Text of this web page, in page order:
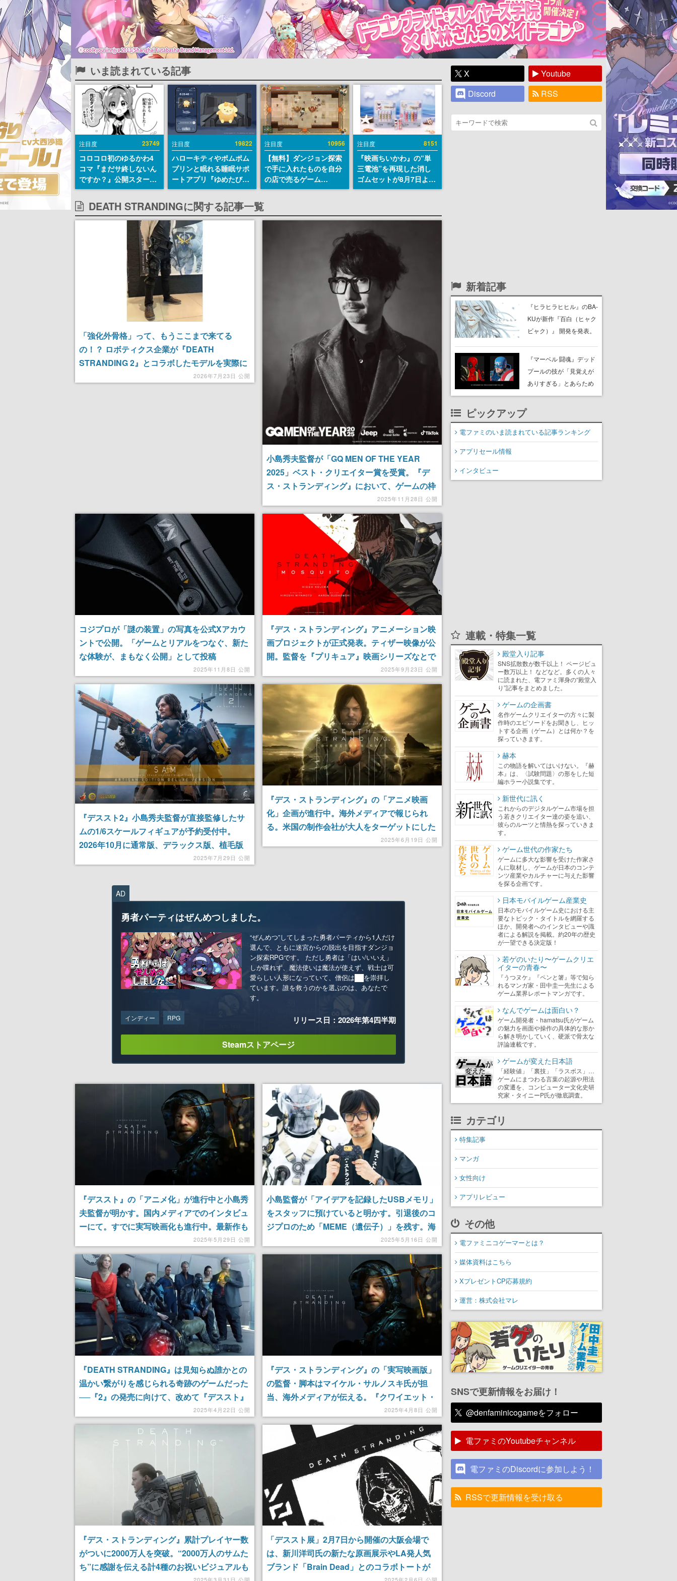
いま読まれている記事
注目度 23749
コロコロ初のゆるかわ4
コマ『まだサ終しないん
ですか？』公開スター
ト。主人公は新入社員の
侘石ダイヤ、ゲーム会社
を舞台にトラブルへ対応
する社員たちを描く
注目度 19822
ハローキティやポムポム
プリンと眠れる睡眠サポ
ートアプリ『ゆめたび』
が配信中。キャラごとの
ASMRや目覚ましアラー
ムも搭載
注目度 10956
【無料】ダンジョン探索
で手に入れたものを自分
の店で売るゲーム
『Moonlighter』が
の9月2日正式リリースを
注目度 8151
『映画ちいかわ』の“単
三電池”を再現した消し
ゴムセットが8月7日より
発売決定。公式は「在っ
ち」と紹介
DEATH STRANDINGに関する記事一覧
「強化外骨格」って、もうここまで来てる
の！？ ロボティクス企業が『DEATH
STRANDING 2』とコラボしたモデルを実際に
装着できる体験会に行ってきた。動くたびにウ
2026年7月23日 公開
小島秀夫監督が「GQ MEN OF THE YEAR
2025」ベスト・クリエイター賞を受賞。『デ
ス・ストランディング』において、ゲームの枠
組みを超えた革新的なエンターテインメントの
創造が高く評価。その年に圧倒的な活躍を見せ
た人々を讃えるアワード
2025年11月28日 公開
コジプロが「謎の装置」の写真を公式Xアカウ
ントで公開。「ゲームとリアルをつなぐ、新た
な体験が、まもなく公開」として投稿
2025年11月8日 公開
『デス・ストランディング』アニメーション映
画プロジェクトが正式発表。ティザー映像が公
開。監督を『プリキュア』映画シリーズなとで
知られる宮本浩史氏、脚本を『プリズナーズ』
などで知られるAaron Guzikowski氏が担当
2025年9月23日 公開
『デススト2』小島秀夫監督が直接監修したサ
ムの1/6スケールフィギュアが予約受付中。
2026年10月に通常版、デラックス版、植毛版
の3形態で発売予定。全高約31cmで30箇所以上
2025年7月29日 公開
『デス・ストランディング』の「アニメ映画
化」企画が進行中。海外メディアで報じられ
る。米国の制作会社が大人をターゲットにした
作品として制作。脚本は『レイズド・バイ・ウ
2025年6月19日 公開
AD
勇者パーティはぜんめつしました。
“ぜんめつ”してしまった勇者パーティから1人だけ
選んで、ともに迷宮からの脱出を目指すダンジョ
ン探索RPGです。 ただし勇者は「はい/いいえ」
しか喋れず、魔法使いは魔法が使えず、戦士は可
愛らしい人形になっていて、僧侶は██を崇拝し
ています。誰を救うのかを選ぶのは、あなたで
す。
インディー RPG リリース日：2026年第4四半期
Steamストアページ
『デススト』の「アニメ化」が進行中と小島秀
夫監督が明かす。国内メディアでのインタビュ
ーにて。すでに実写映画化も進行中。最新作も
6月26日に発売で、シリーズの展開に期待が高
まる
2025年5月29日 公開
小島監督が「アイデアを記録したUSBメモリ」
をスタッフに預けていると明かす。引退後のコ
ジプロのため「MEME（遺伝子）」を残す。海
2025年5月16日 公開
『DEATH STRANDING』は見知らぬ誰かとの
温かい繋がりを感じられる奇跡のゲームだった
──『2』の発売に向けて、改めて『デススト』
2025年4月22日 公開
『デス・ストランディング』の「実写映画版」
の監督・脚本はマイケル・サルノスキ氏が担
当、海外メディアが伝える。『クワイエット・
プレイス:DAY 1』の監督として知られる
2025年4月8日 公開
『デス・ストランディング』累計プレイヤー数
がついに2000万人を突破。“2000万人のサムた
ち”に感謝を伝える計4種のお祝いビジュアルも
「デススト展」2月7日から開催の大阪会場で
は、新川洋司氏の新たな原画展示やLA発人気
ブランド「Brain Dead」とのコラボトートが
X
Youtube
Discord
RSS
新着記事
『ヒラヒラヒヒル』のBA-
KUが新作『百白（ヒャク
ビャク）』 開発を発表。
は瀬戸口廉也氏が務め
る。Steamでの販売を予
『マーベル 闘魂』デッド
プールの技が「見覚えが
ありすぎる」とあらため
て話題に。「ドクター・
ピックアップ
電ファミのいま読まれている記事ランキング
アプリセール情報
インタビュー
連載・特集一覧
殿堂入り記事
SNS拡散数が数千以上！ ページビュ
ー数万以上！ などなど。多くの人々
に読まれた、電ファミ渾身の“殿堂入
り”記事をまとめました。
ゲームの企画書
名作ゲームクリエイターの方々に製
作時のエピソードをお聞きし、ヒッ
トする企画（ゲーム）とは何か？を
探っていきます。
赫本
この物語を解いてはいけない。『赫
本』は、〈試験問題〉の形をした短
編ホラー小説集です。
新世代に訊く
これからのデジタルゲーム市場を担
う若きクリエイター達の姿を追い、
彼らのルーツと情熱を探っていきま
す。
ゲーム世代の作家たち
ゲームに多大な影響を受けた作家さ
んに取材し、ゲームが日本のコンテ
ンツ産業やカルチャーに与えた影響
を探る企画です。
日本モバイルゲーム産業史
日本のモバイルゲーム史における主
要なトピック・タイトルを網羅する
ほか、開発者へのインタビューや識
者による解説を掲載。約20年の歴史
が一望できる決定版！
若ゲのいたり〜ゲームクリエ
イターの青春〜
『うつヌケ』『ペンと箸』等で知ら
れるマンガ家・田中圭一先生による
ゲーム業界レポートマンガです。
なんでゲームは面白い？
ゲーム開発者・hamatsu氏がゲーム
の魅力を画面や操作の具体的な形か
ら解き明かしていく、硬派で骨太な
評論連載です。
ゲームが変えた日本語
「経験値」「裏技」「ラスボス」…
ゲームにまつわる言葉の起源や用法
の変遷を、コンピューター文化史研
究家・タイニーP氏が徹底調査。
カテゴリ
特集記事
マンガ
女性向け
アプリレビュー
その他
電ファミニコゲーマーとは？
媒体資料はこちら
XプレゼントCP応募規約
運営：株式会社マレ
SNSで更新情報をお届け！
@denfaminicogameをフォロー
電ファミのYoutubeチャンネル
電ファミのDiscordに参加しよう！
RSSで更新情報を受け取る